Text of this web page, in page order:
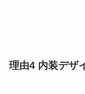
理由4 内装デザ